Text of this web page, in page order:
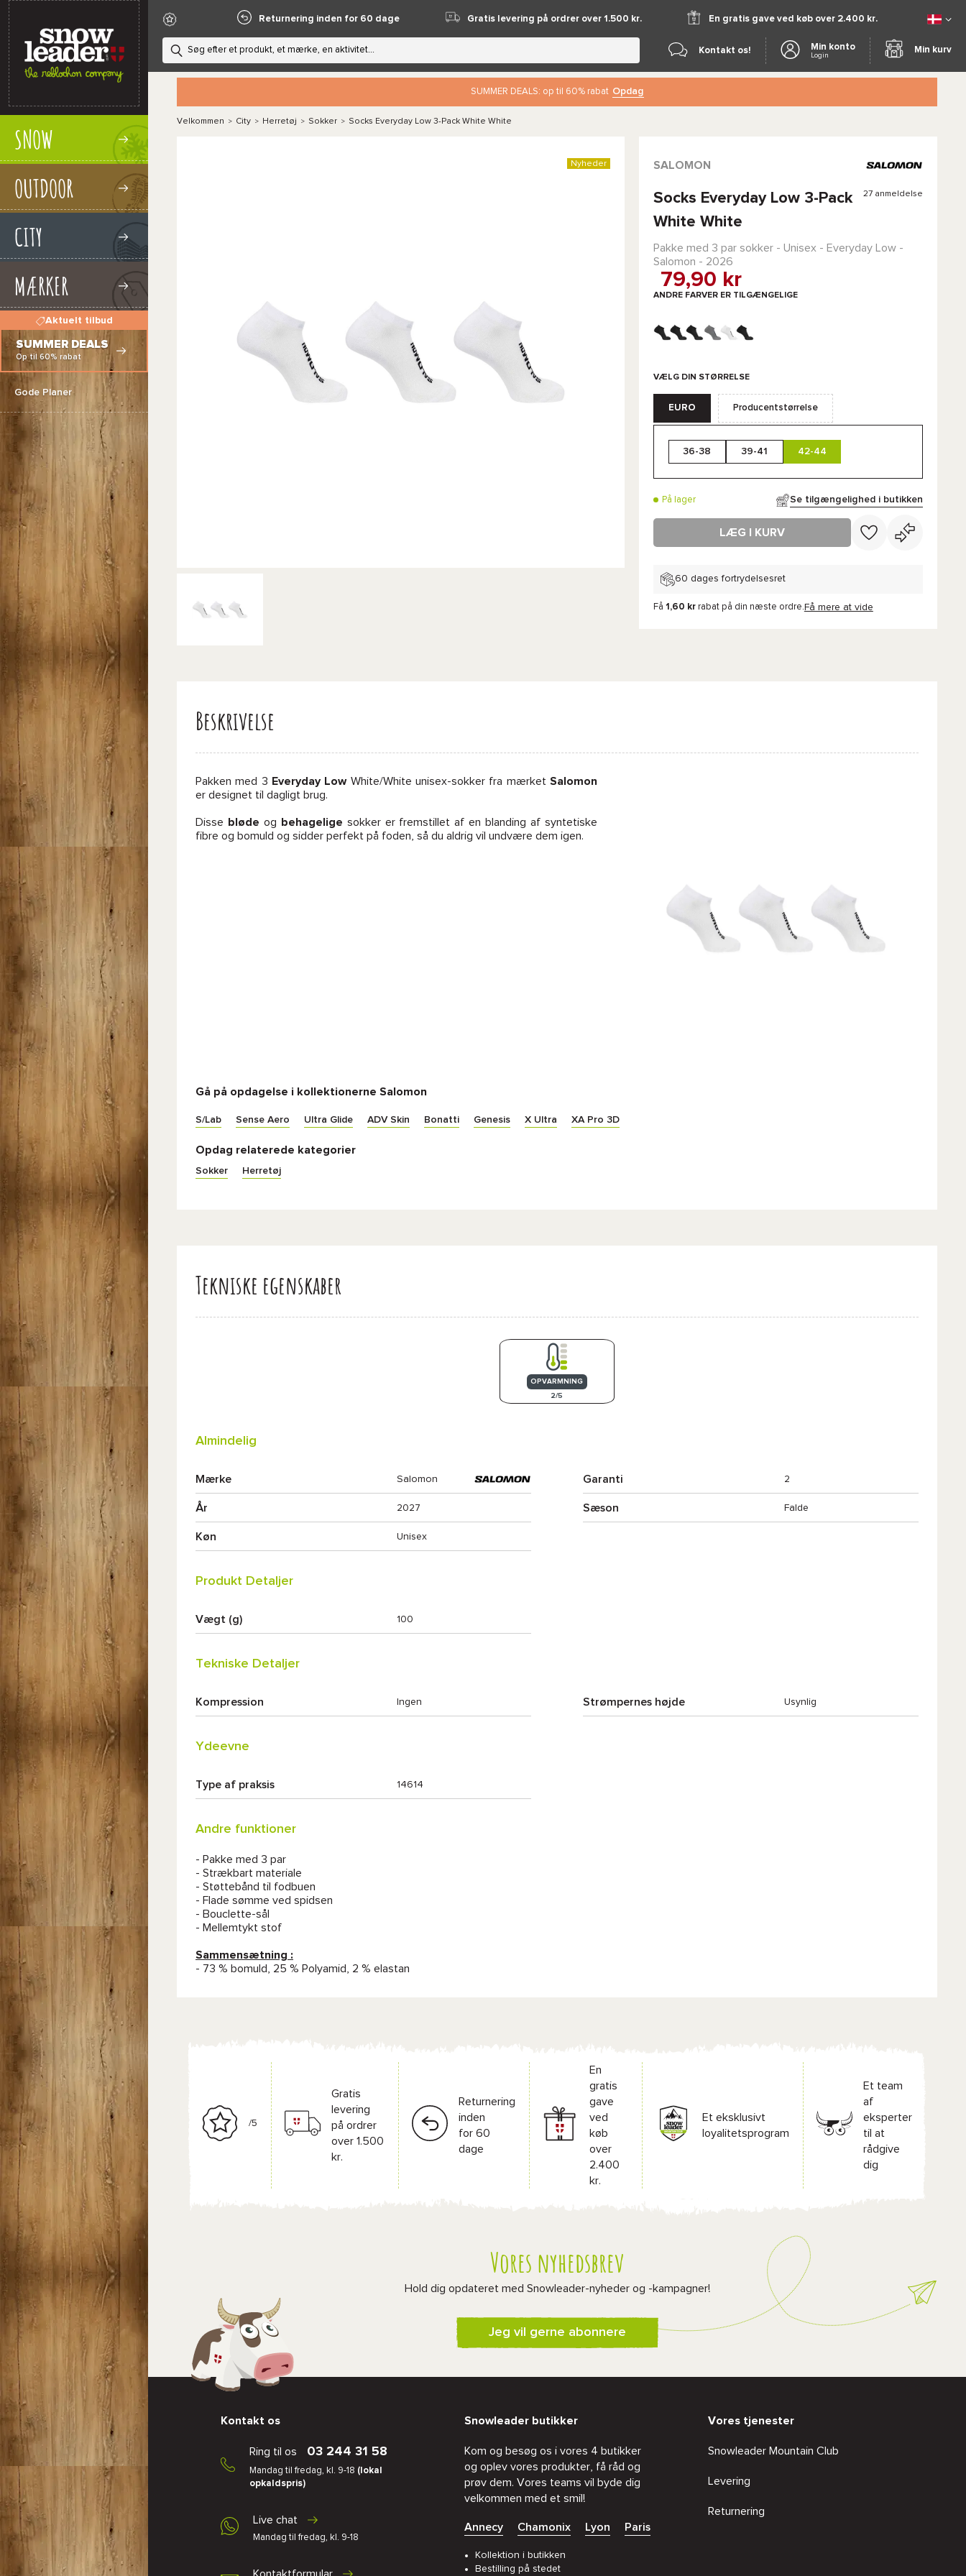
SNOW
OUTDOOR
CITY
MÆRKER
Aktuelt tilbud
SUMMER DEALS
Op til 60% rabat
Gode Planer
Returnering inden for 60 dage Gratis levering på ordrer over 1.500 kr. En gratis gave ved køb over 2.400 kr.
Kontakt os! Min konto
Login
Min kurv
SUMMER DEALS: op til 60% rabat Opdag
Velkommen > City > Herretøj > Sokker > Socks Everyday Low 3-Pack White White
Nyheder SALOMON
Socks Everyday Low 3-Pack
White White
27 anmeldelse
Pakke med 3 par sokker - Unisex - Everyday Low -
Salomon - 2026
79,90 kr
ANDRE FARVER ER TILGÆNGELIGE
VÆLG DIN STØRRELSE
EURO Producentstørrelse
36-38 39-41 42-44
På lager Se tilgængelighed i butikken
LÆG I KURV
60 dages fortrydelsesret
Få 1,60 kr rabat på din næste ordre.Få mere at vide
Beskrivelse
Pakken med 3 Everyday LowWhite/White unisex-sokker fra mærket Salomon
er designet til dagligt brug.
Disse bløde og behagelige sokker er fremstillet af en blanding af syntetiske
fibre og bomuld og sidder perfekt på foden, så du aldrig vil undvære dem igen.
Gå på opdagelse i kollektionerne Salomon
S/Lab Sense Aero Ultra Glide ADV Skin Bonatti Genesis X Ultra XA Pro 3D
Opdag relaterede kategorier
Sokker Herretøj
Tekniske egenskaber
OPVARMNING
2/5
Almindelig
Mærke Salomon Garanti 2
År 2027 Sæson Falde
Køn Unisex
Produkt Detaljer
Vægt (g) 100
Tekniske Detaljer
Kompression Ingen Strømpernes højde Usynlig
Ydeevne
Type af praksis 14614
Andre funktioner
- Pakke med 3 par
- Strækbart materiale
- Støttebånd til fodbuen
- Flade sømme ved spidsen
- Bouclette-sål
- Mellemtykt stof
Sammensætning :
- 73 % bomuld, 25 % Polyamid, 2 % elastan
/5
Gratis
levering
på ordrer
over 1.500
kr.
Returnering
inden
for 60
dage
En
gratis
gave
ved
køb
over
2.400
kr.
Et eksklusivt
loyalitetsprogram
Et team
af
eksperter
til at
rådgive
dig
Vores nyhedsbrev
Hold dig opdateret med Snowleader-nyheder og -kampagner!
Jeg vil gerne abonnere
Kontakt os
Ring til os 03 244 31 58
Mandag til fredag, kl. 9-18 (lokal
opkaldspris)
Live chat
Mandag til fredag, kl. 9-18
Snowleader butikker
Kom og besøg os i vores 4 butikker
og oplev vores produkter, få råd og
prøv dem. Vores teams vil byde dig
velkommen med et smil!
Annecy Chamonix Lyon Paris
Kollektion i butikken
Bestilling på stedet
Vores tjenester
Snowleader Mountain Club
Levering
Returnering